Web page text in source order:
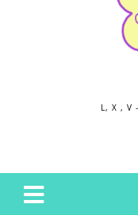
L, X , V